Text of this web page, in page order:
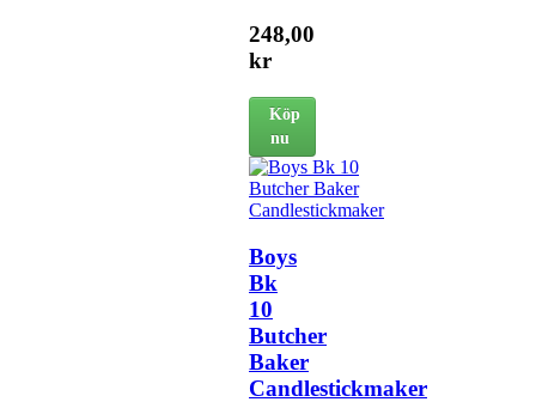
248,00
kr
Köp
nu
Boys
Bk
10
Butcher
Baker
Candlestickmaker